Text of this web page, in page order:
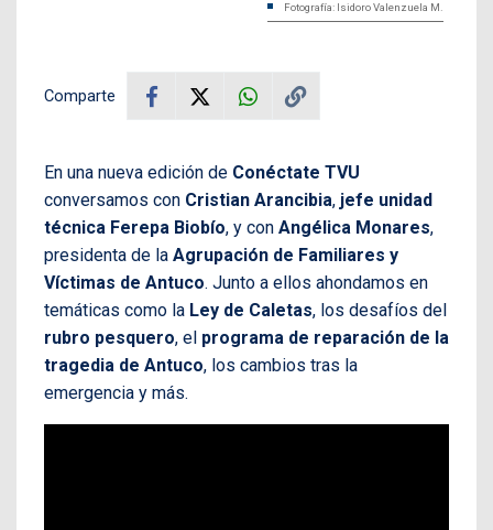
Fotografía: Isidoro Valenzuela M.
Comparte
En una nueva edición de Conéctate TVU
conversamos con Cristian Arancibia, jefe unidad
técnica Ferepa Biobío, y con Angélica Monares,
presidenta de la Agrupación de Familiares y
Víctimas de Antuco. Junto a ellos ahondamos en
temáticas como la Ley de Caletas, los desafíos del
rubro pesquero, el programa de reparación de la
tragedia de Antuco, los cambios tras la
emergencia y más.